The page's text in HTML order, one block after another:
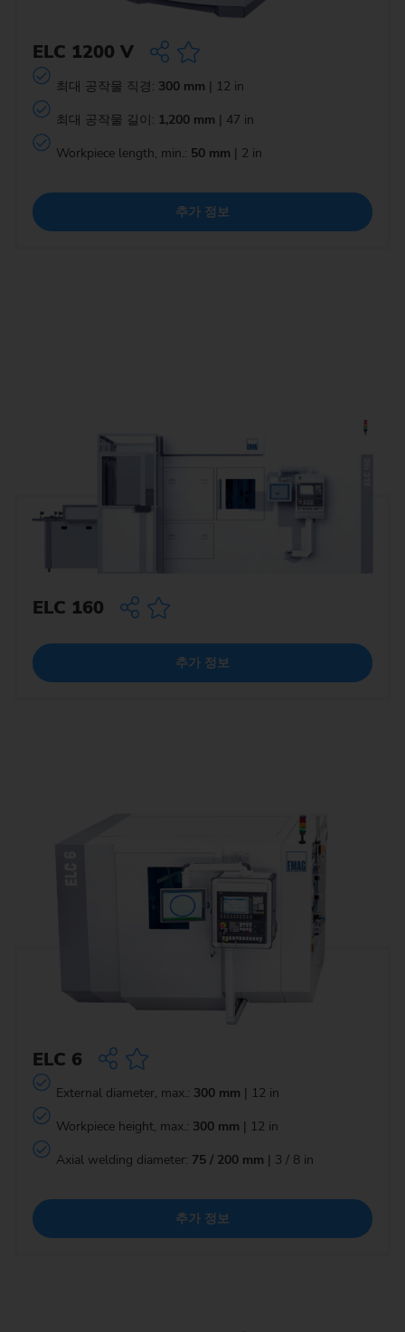
ELC 1200 V
최대 공작물 직경: 300 mm | 12 in
최대 공작물 길이: 1,200 mm | 47 in
Workpiece length, min.: 50 mm | 2 in
추가 정보
ELC 160
추가 정보
ELC 6
External diameter, max.: 300 mm | 12 in
Workpiece height, max.: 300 mm | 12 in
Axial welding diameter: 75 / 200 mm | 3 / 8 in
추가 정보